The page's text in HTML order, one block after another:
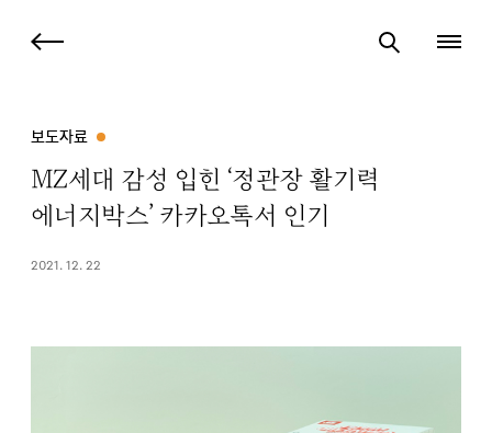
보도자료
MZ세대 감성 입힌 ‘정관장 활기력
에너지박스’ 카카오톡서 인기
2021. 12. 22